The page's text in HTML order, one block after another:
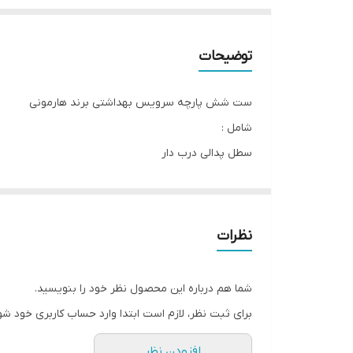
توضیحات
ست شش پارچه سرویس بهداشتی برند هارمونی
شامل :
سطل پدالی درب دار
جاصابون
جامسواک
دارای 5 سال ضمانت تعویض
نظرات
شما هم درباره این محصول نظر خود را بنویسید.
برای ثبت نظر، لازم است ابتدا وارد حساب کاربری خود